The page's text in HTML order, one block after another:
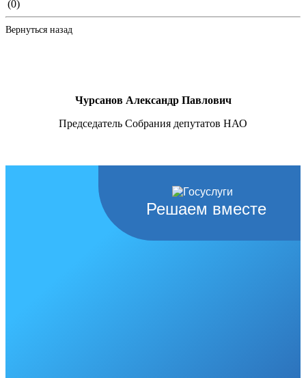
(0)
Вернуться назад
Чурсанов Александр Павлович
Председатель Собрания депутатов НАО
Решаем вместе